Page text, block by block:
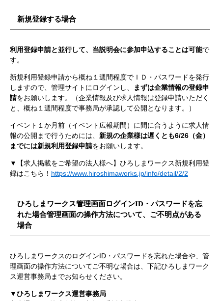
新規登録する場合
利用登録申請と並行して、当説明会に参加申込することは可能で
す。
新規利用登録申請から概ね１週間程度でＩＤ・パスワードを発行
しますので、管理サイトにログインし、
まずは企業情報の登録申
請をお願いします。（企業情報及び求人情報は登録申請いただく
と、概ね１週間程度で事務局が承認して公開となります。）
イベント１か月前（イベント広報期間）に間に合うように求人情
報の公開まで行うためには、 新規の企業様は遅くとも6/26（金）
までには新規利用登録申請をお願いします。
▼【求人掲載をご希望の法人様へ】ひろしまワークス新規利用登
録はこちら！ https://www.hiroshimaworks.jp/info/detail/2/2
ひろしまワークス管理画面ログインID・パスワードを忘
れた場合管理画面の操作方法について、ご不明点がある
場合
ひろしまワークスのログインID・パスワードを忘れた場合や、管
理画面の操作方法についてご不明な場合は、下記ひろしまワーク
ス運営事務局までお知らせください。
▼ひろしまワークス運営事務局